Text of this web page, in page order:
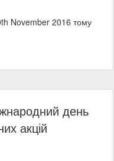
November 2016 тому
день
акцій